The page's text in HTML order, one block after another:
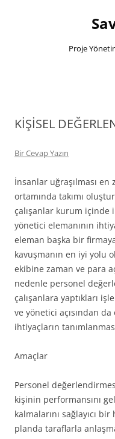
Proje
KİŞİSEL
Bir Cevap Yazın
İnsanlar uğraşılması en
ortamında takımı
çalışanlar kurum içinde
yönetici elemanının
eleman başka bir
kavuşmanın en iyi yolu
ekibine zaman ve para
nedenle personel
çalışanlara yaptıkları
ve yönetici açısından
ihtiyaçların
Amaçlar
Personel
kişinin performansını
kalmalarını sağlayıcı
planda taraflarla